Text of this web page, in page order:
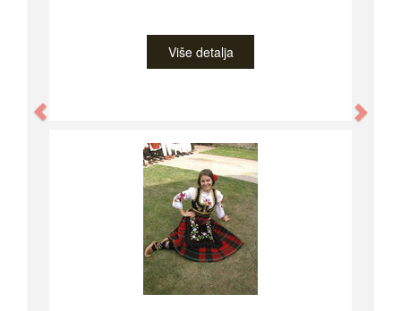
Više detalja